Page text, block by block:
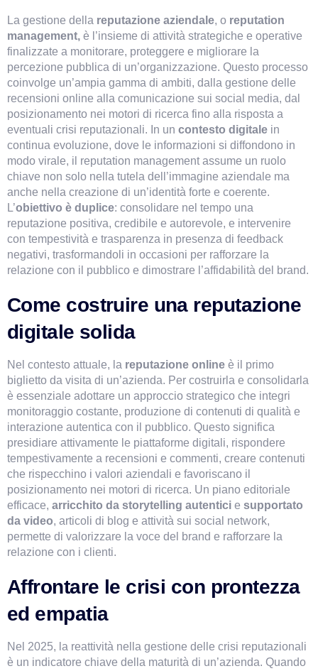
La gestione della reputazione aziendale, o reputation
management, è l’insieme di attività strategiche e operative
finalizzate a monitorare, proteggere e migliorare la
percezione pubblica di un’organizzazione. Questo processo
coinvolge un’ampia gamma di ambiti, dalla gestione delle
recensioni online alla comunicazione sui social media, dal
posizionamento nei motori di ricerca fino alla risposta a
eventuali crisi reputazionali. In un contesto digitale in
continua evoluzione, dove le informazioni si diffondono in
modo virale, il reputation management assume un ruolo
chiave non solo nella tutela dell’immagine aziendale ma
anche nella creazione di un’identità forte e coerente.
L’obiettivo è duplice: consolidare nel tempo una
reputazione positiva, credibile e autorevole, e intervenire
con tempestività e trasparenza in presenza di feedback
negativi, trasformandoli in occasioni per rafforzare la
relazione con il pubblico e dimostrare l’affidabilità del brand.
Come costruire una reputazione
digitale solida
Nel contesto attuale, la reputazione online è il primo
biglietto da visita di un’azienda. Per costruirla e consolidarla
è essenziale adottare un approccio strategico che integri
monitoraggio costante, produzione di contenuti di qualità e
interazione autentica con il pubblico. Questo significa
presidiare attivamente le piattaforme digitali, rispondere
tempestivamente a recensioni e commenti, creare contenuti
che rispecchino i valori aziendali e favoriscano il
posizionamento nei motori di ricerca. Un piano editoriale
efficace, arricchito da storytelling autentici e supportato
da video, articoli di blog e attività sui social network,
permette di valorizzare la voce del brand e rafforzare la
relazione con i clienti.
Affrontare le crisi con prontezza
ed empatia
Nel 2025, la reattività nella gestione delle crisi reputazionali
è un indicatore chiave della maturità di un’azienda. Quando